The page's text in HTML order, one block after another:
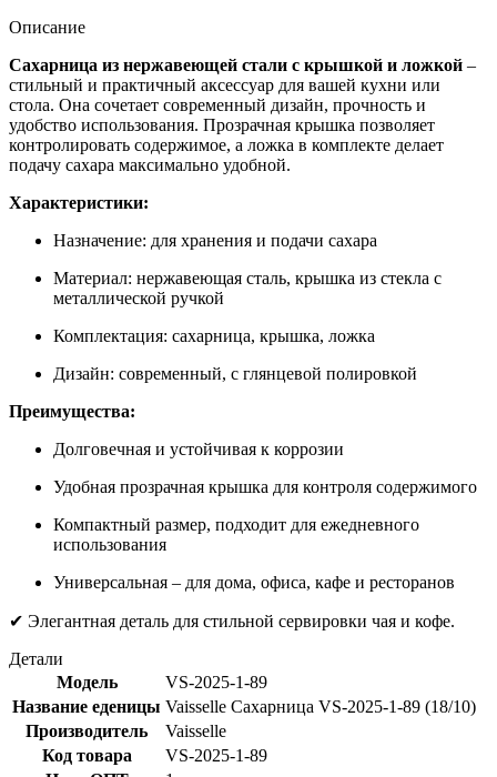
Описание
Сахарница из нержавеющей стали с крышкой и ложкой –
стильный и практичный аксессуар для вашей кухни или
стола. Она сочетает современный дизайн, прочность и
удобство использования. Прозрачная крышка позволяет
контролировать содержимое, а ложка в комплекте делает
подачу сахара максимально удобной.
Характеристики:
Назначение: для хранения и подачи сахара
Материал: нержавеющая сталь, крышка из стекла с
металлической ручкой
Комплектация: сахарница, крышка, ложка
Дизайн: современный, с глянцевой полировкой
Преимущества:
Долговечная и устойчивая к коррозии
Удобная прозрачная крышка для контроля содержимого
Компактный размер, подходит для ежедневного
использования
Универсальная – для дома, офиса, кафе и ресторанов
✔ Элегантная деталь для стильной сервировки чая и кофе.
Детали
Модель
VS-2025-1-89
Название еденицы Vaisselle Сахарница VS-2025-1-89 (18/10)
Производитель
Vaisselle
Код товара
VS-2025-1-89